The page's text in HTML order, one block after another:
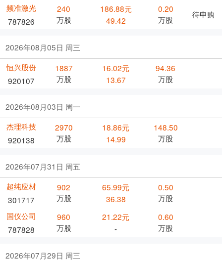
频准激光
787826
240
万股
186.88元
49.42
0.20
万股
待申购
2026年08月05日 周三
恒兴股份
920107
1887
万股
16.02元
13.67
94.36
万股
2026年08月03日 周一
杰理科技
920138
2970
万股
18.86元
14.99
148.50
万股
2026年07月31日 周五
超纯应材
301717
902
万股
65.99元
36.38
0.50
万股
国仪公司
787828
960
万股
21.22元
-
0.60
万股
2026年07月29日 周三